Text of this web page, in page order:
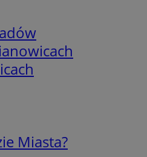
Miasta?